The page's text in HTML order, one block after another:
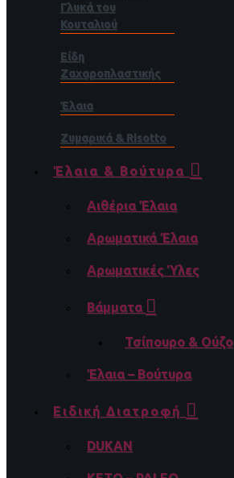
Γλυκά του
Κουταλιού
Είδη
Ζαχαροπλαστικής
Έλαια
Ζυμαρικά & Risotto
Έλαια & Βούτυρα
Αιθέρια Έλαια
Αρωματικά Έλαια
Αρωματικές Ύλες
Βάμματα
Τσίπουρο & Ούζο
Έλαια – Βούτυρα
Ειδική Διατροφή
DUKAN